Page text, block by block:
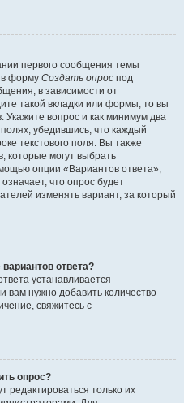
первого сообщения темы
в форму Создать опрос под
в зависимости от
такой вкладки или формы, то вы
Укажите вопрос и как минимум два
убедившись, что каждый
текстового поля. Вы также
которые могут выбрать
опции «Вариантов ответа»,
что опрос будет
изменять вариант, за который
ответа?
устанавливается
нужно добавить количество
свяжитесь с
опрос?
редактироваться только их